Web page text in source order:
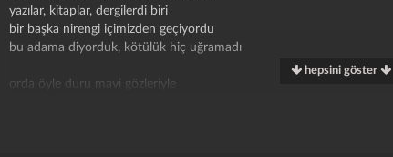
yazılar, kitaplar, dergilerdi biri
bir başka nirengi içimizden geçiyordu
bu adama diyorduk, kötülük hiç uğramadı
orda öyle duru mavi gözleriyle
hepsini göster